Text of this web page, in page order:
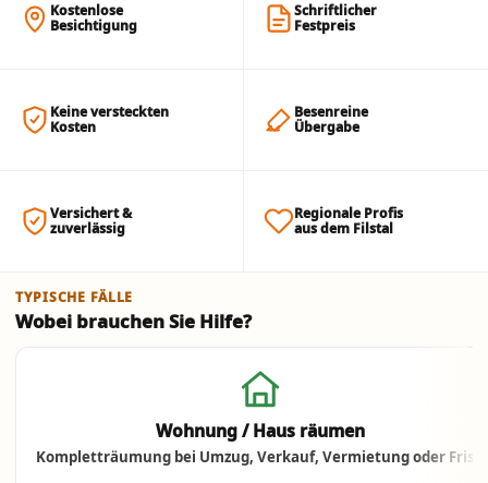
Jetzt anrufen
Kostenlose
Besichtigung
Schriftlicher
Festpreis
Keine versteckten
Kosten
Besenreine
Übergabe
Versichert &
zuverlässig
Regionale Profis
aus dem Filstal
TYPISCHE FÄLLE
Wobei brauchen Sie Hilfe?
Wohnung / Haus räumen
Kompletträumung bei Umzug, Verkauf, Vermietung oder Frist.